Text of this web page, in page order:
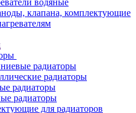
водяные
клапана, комплектующие
радиаторы
радиаторы
радиаторы
радиаторы
для радиаторов